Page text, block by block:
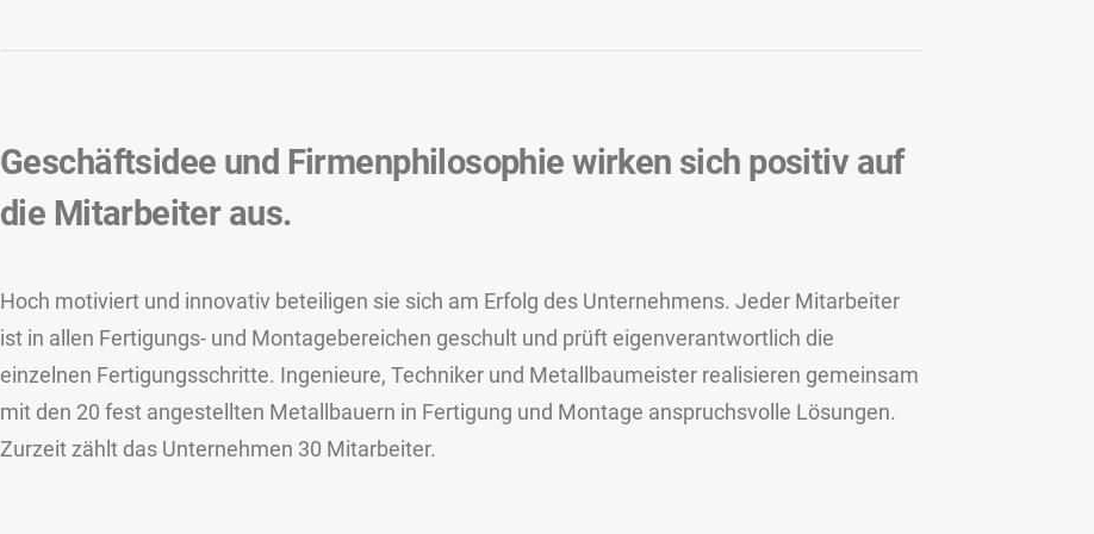
Geschäftsidee und Firmenphilosophie wirken sich positiv auf
die Mitarbeiter aus.
Hoch motiviert und innovativ beteiligen sie sich am Erfolg des Unternehmens. Jeder Mitarbeiter
ist in allen Fertigungs- und Montagebereichen geschult und prüft eigenverantwortlich die
einzelnen Fertigungsschritte. Ingenieure, Techniker und Metallbaumeister realisieren gemeinsam
mit den 20 fest angestellten Metallbauern in Fertigung und Montage anspruchsvolle Lösungen.
Zurzeit zählt das Unternehmen 30 Mitarbeiter.